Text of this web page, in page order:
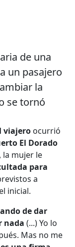
de una
un pasajero
la
se tornó
viajero ocurrió
El Dorado
la mujer le
para
a
inicial.
de dar
nada(...) Yo lo
Mas no me